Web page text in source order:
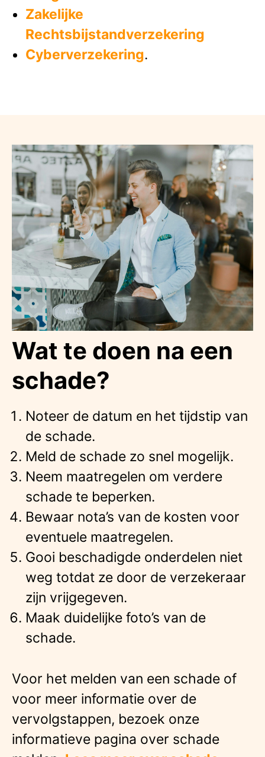
Zakelijke
Rechtsbijstandverzekering
Cyberverzekering.
Wat te doen na een
schade?
Noteer de datum en het tijdstip van
de schade.
Meld de schade zo snel mogelijk.
Neem maatregelen om verdere
schade te beperken.
Bewaar nota’s van de kosten voor
eventuele maatregelen.
Gooi beschadigde onderdelen niet
weg totdat ze door de verzekeraar
zijn vrijgegeven.
Maak duidelijke foto’s van de
schade.
Voor het melden van een schade of
voor meer informatie over de
vervolgstappen, bezoek onze
informatieve pagina over schade